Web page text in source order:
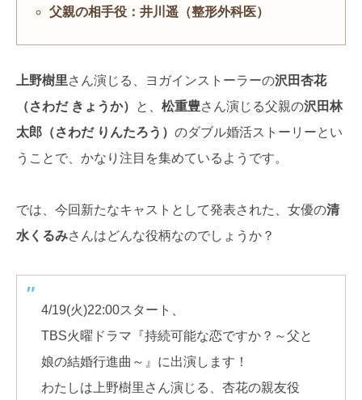
父親の相手役：井川遥（整形外科医）
上野樹里さん演じる、ヨガインストーラーの沢田杏花
（さわだ きょうか）
と、 松重豊さん演じる父親の沢田林
太郎（さわだ りんたろう） のダブル婚活ストーリーとい
うことで、かなり注目を集めているようです。
では、今回新たなキャストとして発表された、女優の清
水くるみさんはどんな役柄なのでしょうか？
4/19(火)22:00スタート、
TBS火曜ドラマ『持続可能な恋ですか？～父と
娘の結婚行進曲～』に出演します！
わたしは上野樹里さん演じる、杏花の親友役